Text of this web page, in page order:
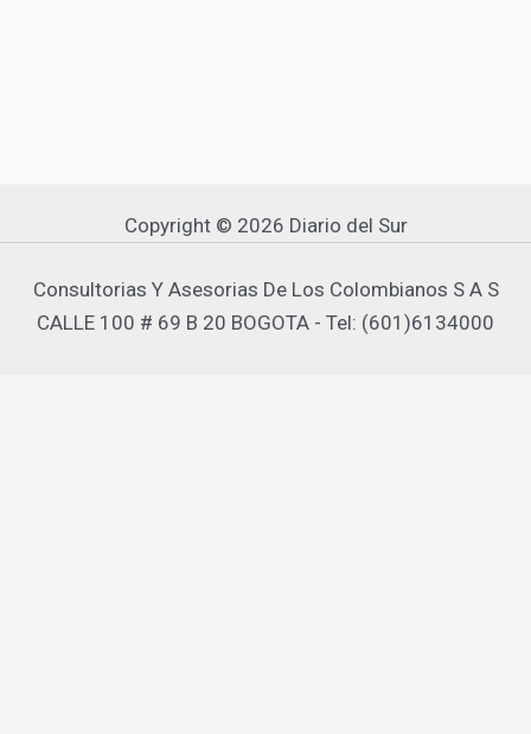
Copyright © 2026 Diario del Sur
Consultorias Y Asesorias De Los Colombianos S A S
CALLE 100 # 69 B 20 BOGOTA - Tel: (601)6134000